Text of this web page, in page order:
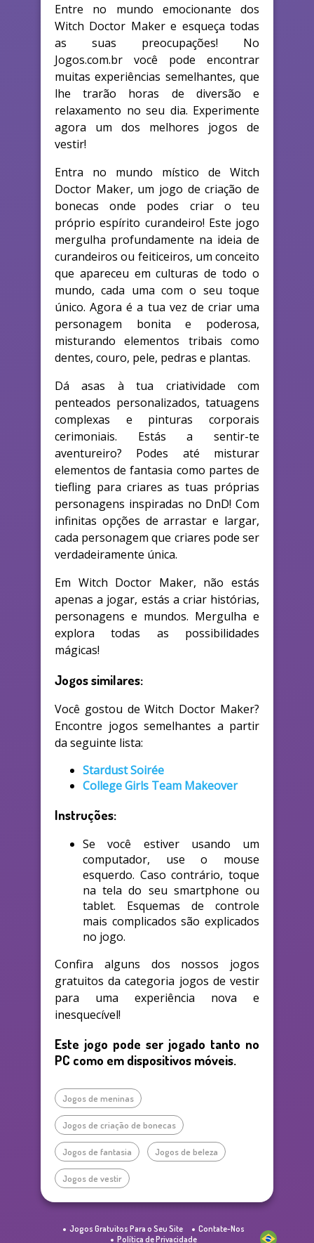
Entre no mundo emocionante dos
Witch Doctor Maker e esqueça todas
as suas preocupações! No
Jogos.com.br você pode encontrar
muitas experiências semelhantes, que
lhe trarão horas de diversão e
relaxamento no seu dia. Experimente
agora um dos melhores jogos de
vestir!
Entra no mundo místico de Witch
Doctor Maker, um jogo de criação de
bonecas onde podes criar o teu
próprio espírito curandeiro! Este jogo
mergulha profundamente na ideia de
curandeiros ou feiticeiros, um conceito
que apareceu em culturas de todo o
mundo, cada uma com o seu toque
único. Agora é a tua vez de criar uma
personagem bonita e poderosa,
misturando elementos tribais como
dentes, couro, pele, pedras e plantas.
Dá asas à tua criatividade com
penteados personalizados, tatuagens
complexas e pinturas corporais
cerimoniais. Estás a sentir-te
aventureiro? Podes até misturar
elementos de fantasia como partes de
tiefling para criares as tuas próprias
personagens inspiradas no DnD! Com
infinitas opções de arrastar e largar,
cada personagem que criares pode ser
verdadeiramente única.
Em Witch Doctor Maker, não estás
apenas a jogar, estás a criar histórias,
personagens e mundos. Mergulha e
explora todas as possibilidades
mágicas!
Jogos similares:
Você gostou de Witch Doctor Maker?
Encontre jogos semelhantes a partir
da seguinte lista:
Stardust Soirée
College Girls Team Makeover
Instruções:
Se você estiver usando um
computador, use o mouse
esquerdo. Caso contrário, toque
na tela do seu smartphone ou
tablet. Esquemas de controle
mais complicados são explicados
no jogo.
Confira alguns dos nossos jogos
gratuitos da categoria jogos de vestir
para uma experiência nova e
inesquecível!
Este jogo pode ser jogado tanto no
PC como em dispositivos móveis.
Jogos de meninas
Jogos de criação de bonecas
Jogos de fantasia Jogos de beleza
Jogos de vestir
Jogos Gratuitos Para o Seu Site
Contate-Nos
Política de Privacidade